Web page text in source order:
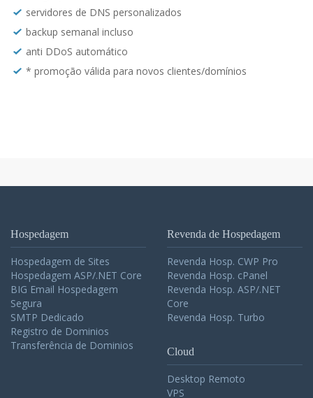
servidores de DNS personalizados
backup semanal incluso
anti DDoS automático
* promoção válida para novos clientes/domínios
Hospedagem
Hospedagem de Sites
Hospedagem ASP/.NET Core
BIG Email Hospedagem
Segura
SMTP Dedicado
Registro de Dominios
Transferência de Dominios
Revenda de Hospedagem
Revenda Hosp. CWP Pro
Revenda Hosp. cPanel
Revenda Hosp. ASP/.NET
Core
Revenda Hosp. Turbo
Cloud
Desktop Remoto
VPS